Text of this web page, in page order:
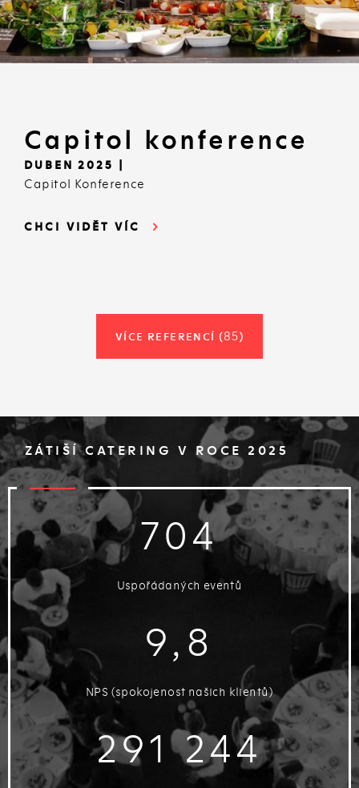
Capitol konference
DUBEN 2025 |
Capitol Konference
CHCI VIDĚT VÍC
VÍCE REFERENCÍ (85)
ZÁTIŠÍ CATERING V ROCE 2025
704
Uspořádaných eventů
9,8
NPS (spokojenost našich klientů)
291 244